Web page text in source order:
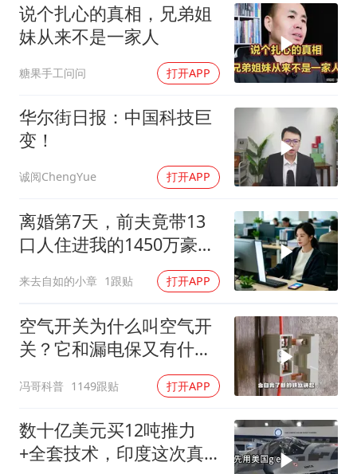
王艺迪2-4不敌张本美和止步4强
奋力开创中国式现代化建设新局面
说个扎心的真相，兄弟姐
妹从来不是一家人
糖果手工问问 打开APP
华尔街日报：中国科技巨
变！
诚阅ChengYue 打开APP
离婚第7天，前夫竟带13
口人住进我的1450万豪
来去自如的小章 1跟贴 打开APP
空气开关为什么叫空气开
关？它和漏电保又有什么
冯哥科普 1149跟贴 打开APP
数十亿美元买12吨推力
+全套技术，印度这次真